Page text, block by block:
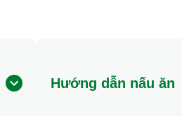
Hướng dẫn nấu ăn